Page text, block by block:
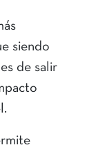
siendo
de salir